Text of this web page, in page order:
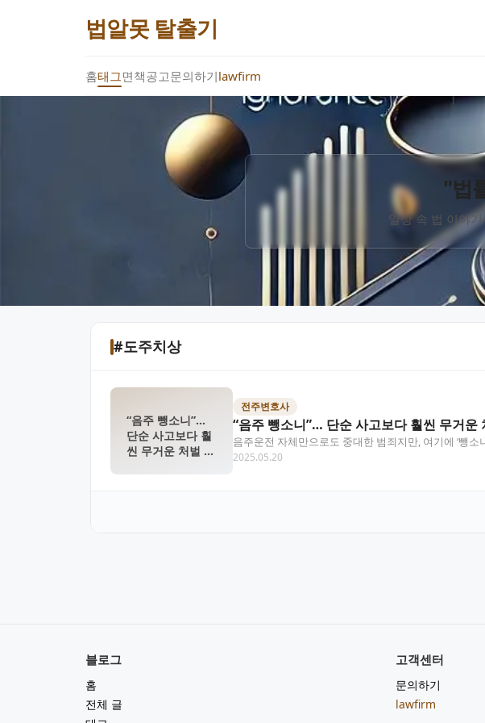
법알못 탈출기
홈태그면책공고문의하기lawfirm
"법
일상 속 법 이야
#도주치상
“음주 뺑소니”…
단순 사고보다 훨
씬 무거운 처벌 받
전주변호사
“음주 뺑소니”… 단순 사고보다 훨씬 무거운
음주운전 자체만으로도 중대한 범죄지만, 여기에 ‘뺑
사변호사의 조력까…
2025.05.20
블로그
홈
전체 글
고객센터
문의하기
lawfirm